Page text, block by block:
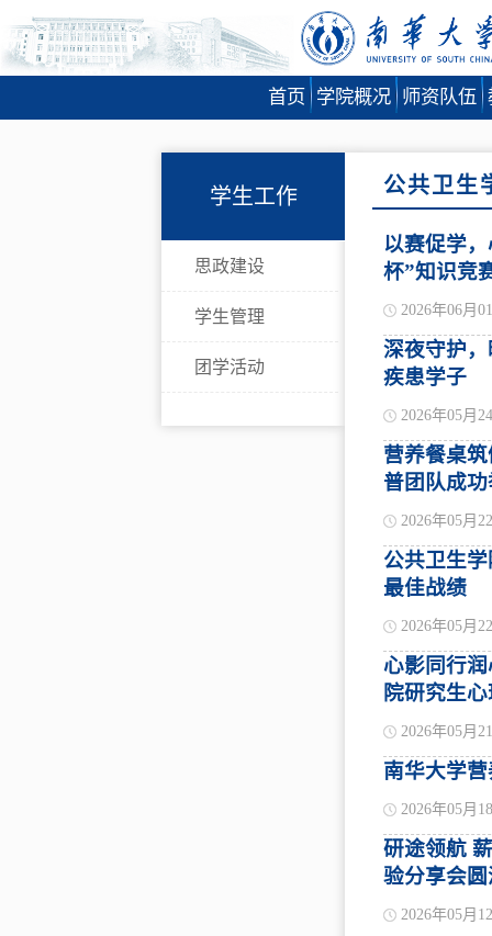
首页 学院概况 师资队伍
学生工作
思政建设
学生管理
团学活动
公共卫生
以赛促学
杯”知识竞
2026年06月
深夜守护
疾患学子
2026年05月
营养餐桌
普团队成
2026年05月
公共卫生
最佳战绩
2026年05月
心影同行
院研究生
2026年05月
南华大学
2026年05月
研途领航
验分享会
2026年05月